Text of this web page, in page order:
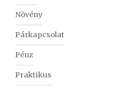
Növény
Párkapcsolat
Pénz
Praktikus